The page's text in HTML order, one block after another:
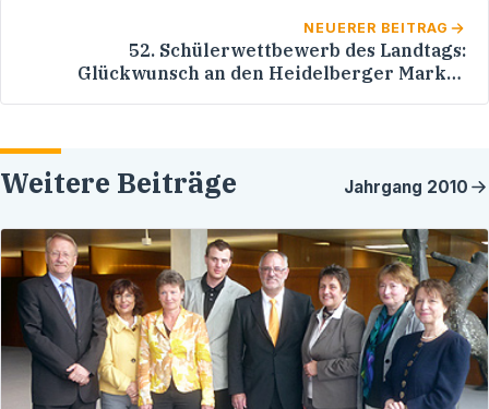
NEUERER BEITRAG
52. Schülerwettbewerb des Landtags:
Glückwunsch an den Heidelberger Markus
Weitere Beiträge Jahrgang 2010